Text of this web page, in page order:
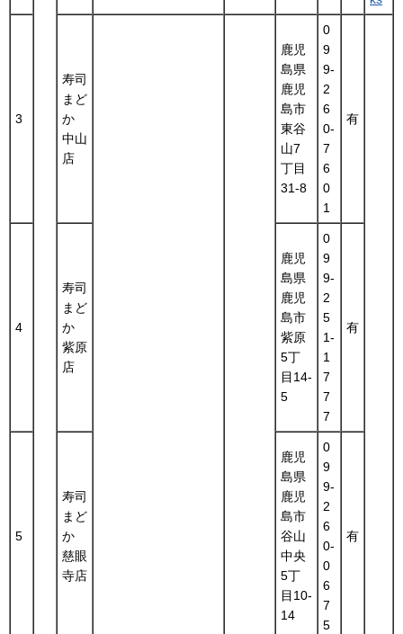
3
寿司
まど
か
中山
店
鹿児
島県
鹿児
島市
東谷
山7
丁目
31-8
0
9
9-
2
6
0-
7
6
0
1
有
4
寿司
まど
か
紫原
店
鹿児
島県
鹿児
島市
紫原
5丁
目14-
5
0
9
9-
2
5
1-
1
7
7
7
有
5
寿司
まど
か
慈眼
寺店
鹿児
島県
鹿児
島市
谷山
中央
5丁
目10-
14
0
9
9-
2
6
0-
0
6
7
5
有